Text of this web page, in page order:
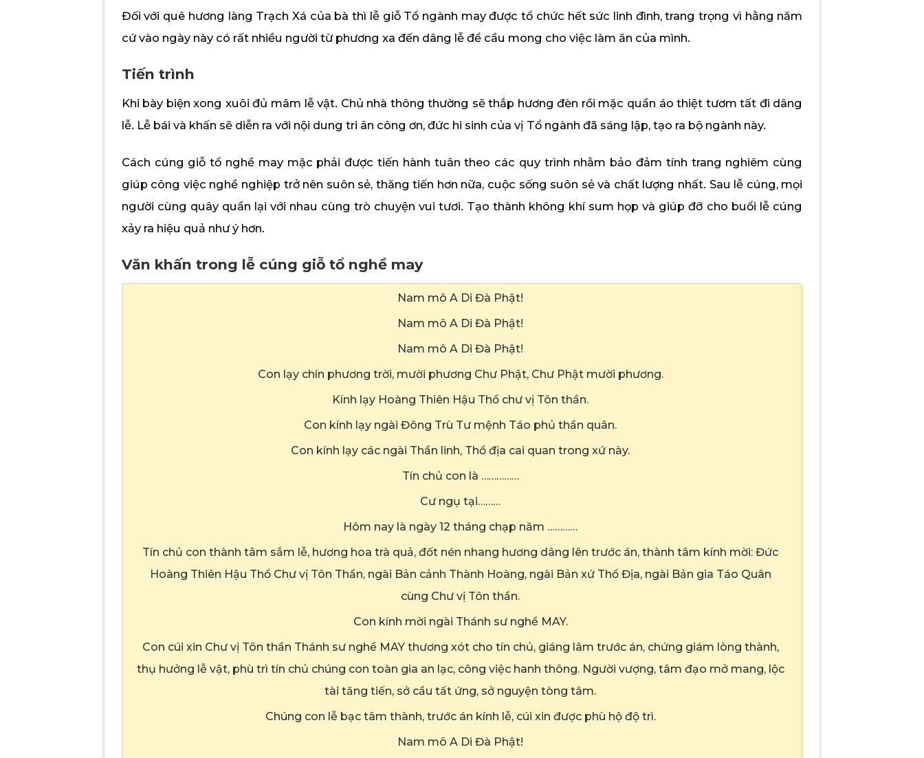
Đối với quê hương làng Trạch Xá của bà thì lễ giỗ Tổ ngành may được tổ chức hết sức linh đình, trang trọng vì hằng năm
cứ vào ngày này có rất nhiều người từ phương xa đến dâng lễ để cầu mong cho việc làm ăn của mình.
Tiến trình
Khi bày biện xong xuôi đủ mâm lễ vật. Chủ nhà thông thường sẽ thắp hương đèn rồi mặc quần áo thiệt tươm tất đi dâng
lễ. Lễ bái và khấn sẽ diễn ra với nội dung tri ân công ơn, đức hi sinh của vị Tổ ngành đã sáng lập, tạo ra bộ ngành này.
Cách cúng giỗ tổ nghề may mặc phải được tiến hành tuân theo các quy trình nhằm bảo đảm tính trang nghiêm cùng
giúp công việc nghề nghiệp trở nên suôn sẻ, thăng tiến hơn nữa, cuộc sống suôn sẻ và chất lượng nhất. Sau lễ cúng, mọi
người cùng quây quần lại với nhau cùng trò chuyện vui tươi. Tạo thành không khí sum họp và giúp đỡ cho buổi lễ cúng
xảy ra hiệu quả như ý hơn.
Văn khấn trong lễ cúng giỗ tổ nghề may
Nam mô A Di Đà Phật!
Nam mô A Di Đà Phật!
Nam mô A Di Đà Phật!
Con lạy chín phương trời, mười phương Chư Phật, Chư Phật mười phương.
Kính lạy Hoàng Thiên Hậu Thổ chư vị Tôn thần.
Con kính lạy ngài Đông Trù Tư mệnh Táo phủ thần quân.
Con kính lạy các ngài Thần linh, Thổ địa cai quan trong xứ này.
Tín chủ con là ……………
Cư ngụ tại………
Hôm nay là ngày 12 tháng chạp năm …………
Tín chủ con thành tâm sắm lễ, hương hoa trà quả, đốt nén nhang hương dâng lên trước án, thành tâm kính mời: Đức
Hoàng Thiên Hậu Thổ Chư vị Tôn Thần, ngài Bản cảnh Thành Hoàng, ngài Bản xứ Thổ Địa, ngài Bản gia Táo Quân
cùng Chư vị Tôn thần.
Con kính mời ngài Thánh sư nghề MAY.
Con cúi xin Chư vị Tôn thần Thánh sư nghề MAY thương xót cho tín chủ, giáng lâm trước án, chứng giám lòng thành,
thụ hưởng lễ vật, phù trì tín chủ chúng con toàn gia an lạc, công việc hanh thông. Người vượng, tâm đạo mở mang, lộc
tài tăng tiến, sở cầu tất ứng, sở nguyện tòng tâm.
Chúng con lễ bạc tâm thành, trước án kính lễ, cúi xin được phù hộ độ trì.
Nam mô A Di Đà Phật!